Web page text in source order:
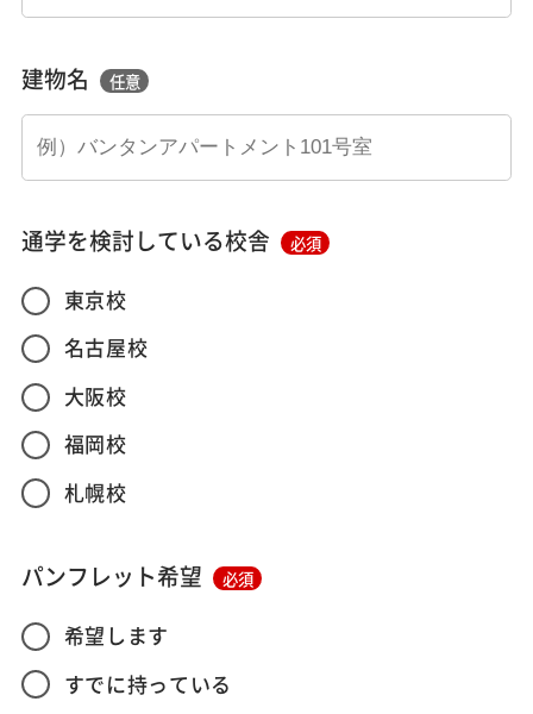
建物名 任意
通学を検討している校舎 必須
東京校
名古屋校
大阪校
福岡校
札幌校
パンフレット希望 必須
希望します
すでに持っている